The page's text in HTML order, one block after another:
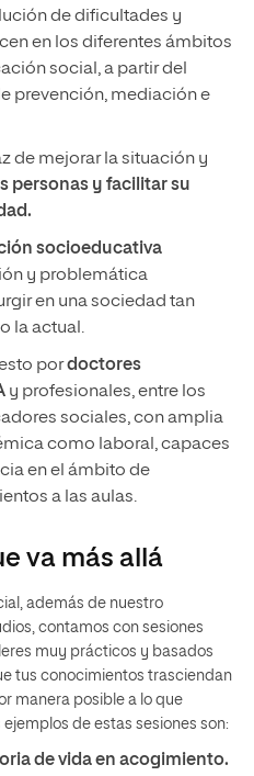
de dificultades y
en los diferentes ámbitos
social, a partir del
prevención, mediación e
de mejorar la situación y
personas y facilitar su
socioeducativa
y problemática
en una sociedad tan
la actual.
pordoctores
y profesionales, entre los
sociales, con amplia
como laboral, capaces
en el ámbito de
a las aulas.
va más allá
además de nuestro
contamos con sesiones
muy prácticos y basados
tus conocimientos trasciendan
manera posible a lo que
de estas sesiones son:
de vida en acogimiento.